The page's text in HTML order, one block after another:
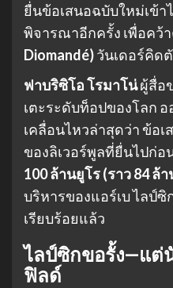
ยื่นข้อเสนอฉบับใหม่เข้า
พิจารณาอีกครั้ง เพื่อคว้
Diomandé)วันเดอร์คิด
ฟาบริซิโอ โรมาโน่ผู้สื่อ
เตะระดับท็อปของโลก
เคลื่อนไหวล่าสุดว่า ข้อ
ของลิเวอร์พูลที่ยื่นไปก่
100 ล้านยูโร (ราว 84 ล้
บริหารของแอร์เบ ไลป์ซิ
เรียบร้อยแล้ว
ไลป์ซิกขอรั้ง—แต่
ฟิลด์